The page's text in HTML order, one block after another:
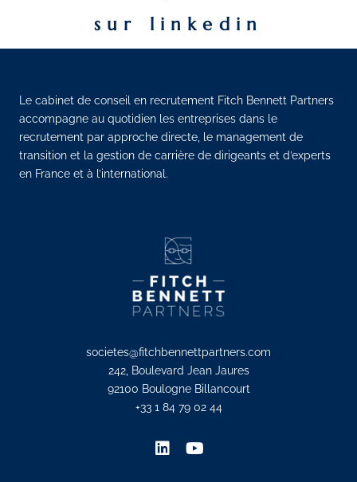
sur linkedin
Le cabinet de conseil en recrutement Fitch Bennett Partners
accompagne au quotidien les entreprises dans le
recrutement par approche directe, le management de
transition et la gestion de carrière de dirigeants et d’experts
en France et à l’international.
societes@fitchbennettpartners.com
242, Boulevard Jean Jaures
92100 Boulogne Billancourt
+33 1 84 79 02 44